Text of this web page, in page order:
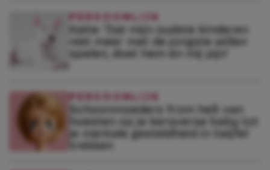
PERSOONLIJK
Katie: ‘Dat mijn oudste kinderen
niet meer met de jongste willen
spelen, doet hem én mij pijn’
PERSOONLIJK
Schoonmoeders from hell: van
hoesten op je kersverse baby tot
je mentale gesteldheid in twijfel
trekken